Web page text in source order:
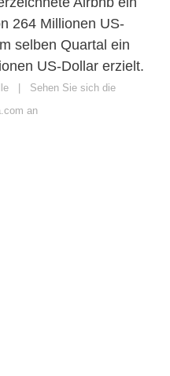
264 Millionen US-
selben Quartal ein
US-Dollar erzielt.
Sehen Sie sich die
an